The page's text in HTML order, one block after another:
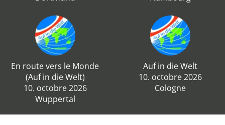
En route vers le Monde
(Auf in die Welt)
10. octobre 2026
Wuppertal
Auf in die Welt
10. octobre 2026
Cologne